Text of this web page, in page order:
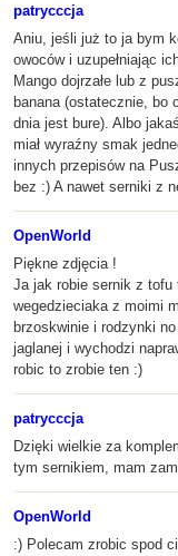
patrycccja
Aniu, jeśli już to ja bym
owoców i uzupełniając
Mango dojrzałe lub z
banana (ostatecznie, bo
dnia jest bure). Albo
miał wyraźny smak
innych przepisów na
bez :) A nawet serniki z
OpenWorld
Piękne zdjęcia !
Ja jak robie sernik z tofu
wegedzieciaka z moimi
brzoskwinie i rodzynki
jaglanej i wychodzi
robic to zrobie ten :)
patrycccja
Dzięki wielkie za
tym sernikiem, mam
OpenWorld
:) Polecam zrobic spod